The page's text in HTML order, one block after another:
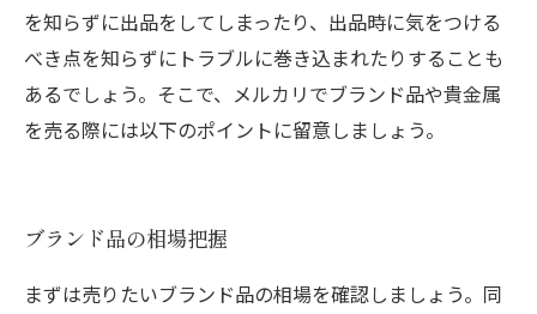
を知らずに出品をしてしまったり、出品時に気をつける
べき点を知らずにトラブルに巻き込まれたりすることも
あるでしょう。そこで、メルカリでブランド品や貴金属
を売る際には以下のポイントに留意しましょう。
ブランド品の相場把握
まずは売りたいブランド品の相場を確認しましょう。同